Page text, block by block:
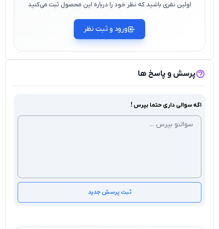
اولین نفری باشید که نظر خود را درباره این محصول ثبت می‌کنید
ورود و ثبت نظر
پرسش و پاسخ ها
اگه سوالی داری حتما بپرس !
ثبت پرسش جدید